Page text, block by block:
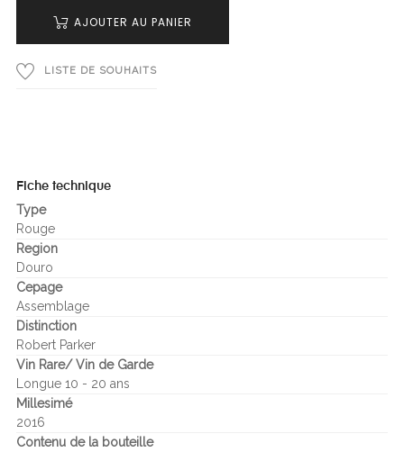
AJOUTER AU PANIER
LISTE DE SOUHAITS
Fiche technique
Type
Rouge
Region
Douro
Cepage
Assemblage
Distinction
Robert Parker
Vin Rare/ Vin de Garde
Longue 10 - 20 ans
Millesimé
2016
Contenu de la bouteille